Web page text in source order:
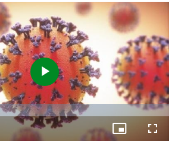
Play
Video
Picture-
in-